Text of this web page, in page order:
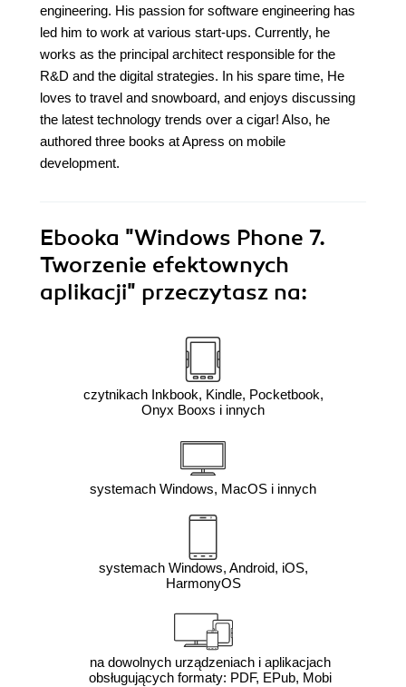
engineering. His passion for software engineering has
led him to work at various start-ups. Currently, he
works as the principal architect responsible for the
R&D and the digital strategies. In his spare time, He
loves to travel and snowboard, and enjoys discussing
the latest technology trends over a cigar! Also, he
authored three books at Apress on mobile
development.
Ebooka "Windows Phone 7.
Tworzenie efektownych
aplikacji" przeczytasz na:
czytnikach Inkbook, Kindle, Pocketbook,
Onyx Booxs i innych
systemach Windows, MacOS i innych
systemach Windows, Android, iOS,
HarmonyOS
na dowolnych urządzeniach i aplikacjach
obsługujących formaty: PDF, EPub, Mobi